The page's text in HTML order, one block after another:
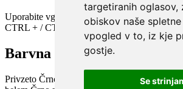
targetiranih oglasov,
obiskov naše
vpogled v to, iz kje
gostje.
Se
Uporabite vgrajeno funkcijo brskalnika
CTRL + / CTRL -
Barvna shema
Privzeto Črno na belem Belo na črnem Črno